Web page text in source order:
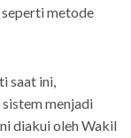
metode
saat ini,
menjadi
diakui oleh Wakil